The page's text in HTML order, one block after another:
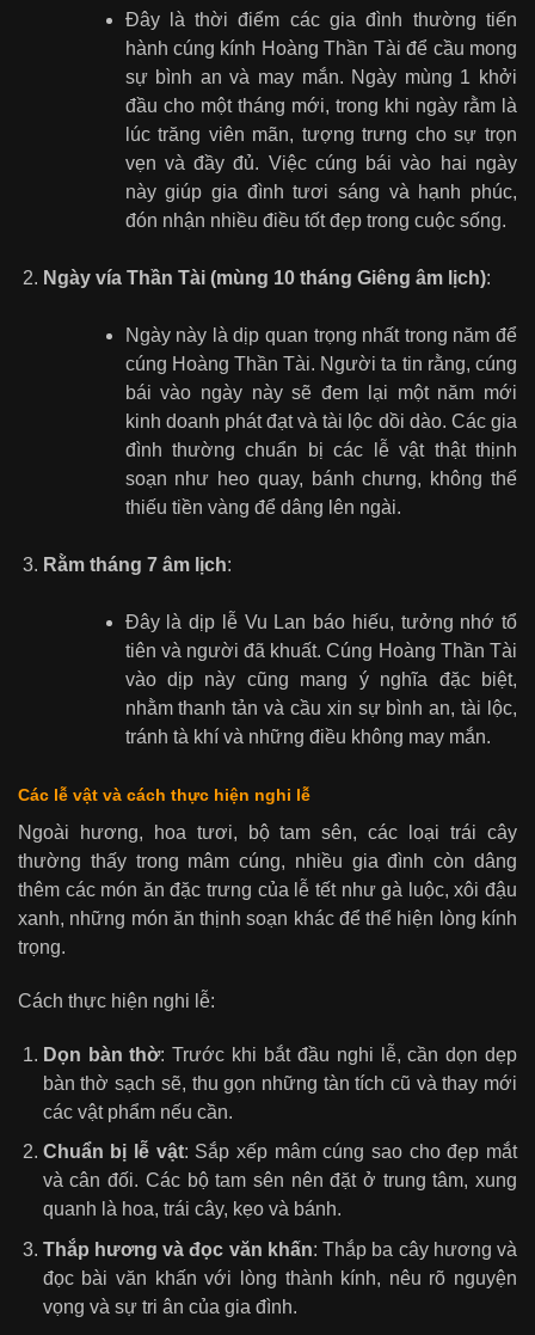
Đây là thời điểm các gia đình thường tiến
hành cúng kính Hoàng Thần Tài để cầu mong
sự bình an và may mắn. Ngày mùng 1 khởi
đầu cho một tháng mới, trong khi ngày rằm là
lúc trăng viên mãn, tượng trưng cho sự trọn
vẹn và đầy đủ. Việc cúng bái vào hai ngày
này giúp gia đình tươi sáng và hạnh phúc,
đón nhận nhiều điều tốt đẹp trong cuộc sống.
Ngày vía Thần Tài (mùng 10 tháng Giêng âm lịch):
Ngày này là dịp quan trọng nhất trong năm để
cúng Hoàng Thần Tài. Người ta tin rằng, cúng
bái vào ngày này sẽ đem lại một năm mới
kinh doanh phát đạt và tài lộc dồi dào. Các gia
đình thường chuẩn bị các lễ vật thật thịnh
soạn như heo quay, bánh chưng, không thể
thiếu tiền vàng để dâng lên ngài.
Rằm tháng 7 âm lịch:
Đây là dịp lễ Vu Lan báo hiếu, tưởng nhớ tổ
tiên và người đã khuất. Cúng Hoàng Thần Tài
vào dịp này cũng mang ý nghĩa đặc biệt,
nhằm thanh tản và cầu xin sự bình an, tài lộc,
tránh tà khí và những điều không may mắn.
Các lễ vật và cách thực hiện nghi lễ
Ngoài hương, hoa tươi, bộ tam sên, các loại trái cây
thường thấy trong mâm cúng, nhiều gia đình còn dâng
thêm các món ăn đặc trưng của lễ tết như gà luộc, xôi đậu
xanh, những món ăn thịnh soạn khác để thể hiện lòng kính
trọng.
Cách thực hiện nghi lễ:
Dọn bàn thờ: Trước khi bắt đầu nghi lễ, cần dọn dẹp
bàn thờ sạch sẽ, thu gọn những tàn tích cũ và thay mới
các vật phẩm nếu cần.
Chuẩn bị lễ vật: Sắp xếp mâm cúng sao cho đẹp mắt
và cân đối. Các bộ tam sên nên đặt ở trung tâm, xung
quanh là hoa, trái cây, kẹo và bánh.
Thắp hương và đọc văn khấn: Thắp ba cây hương và
đọc bài văn khấn với lòng thành kính, nêu rõ nguyện
vọng và sự tri ân của gia đình.